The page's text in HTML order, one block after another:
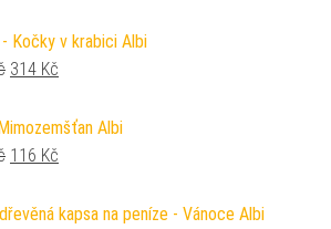
- Kočky v krabici Albi
Původní cena byla: 349 Kč.
314 Kč
Albi
Původní cena byla: 129 Kč.
116 Kč
kapsa na peníze - Vánoce Albi